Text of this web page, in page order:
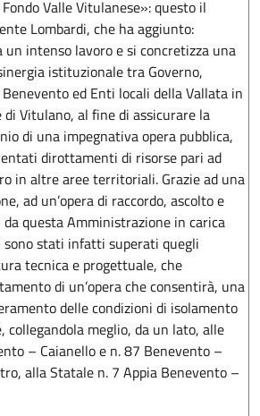
Valle Vitulanese»: questo il
Lombardi, che ha aggiunto:
un intenso lavoro e si concretizza una
istituzionale tra Governo,
ed Enti locali della Vallata in
Vitulano, al fine di assicurare la
di una impegnativa opera pubblica,
dirottamenti di risorse pari ad
in altre aree territoriali. Grazie ad una
ad un’opera di raccordo, ascolto e
questa Amministrazione in carica
sono stati infatti superati quegli
tecnica e progettuale, che
di un’opera che consentirà, una
delle condizioni di isolamento
collegandola meglio, da un lato, alle
– Caianello e n. 87 Benevento –
alla Statale n. 7 Appia Benevento –